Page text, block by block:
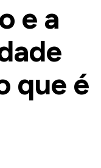
e a
que é